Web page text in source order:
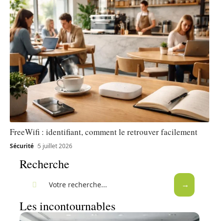
FreeWifi : identifiant, comment le retrouver facilement
Sécurité 5 juillet 2026
Recherche
Les incontournables